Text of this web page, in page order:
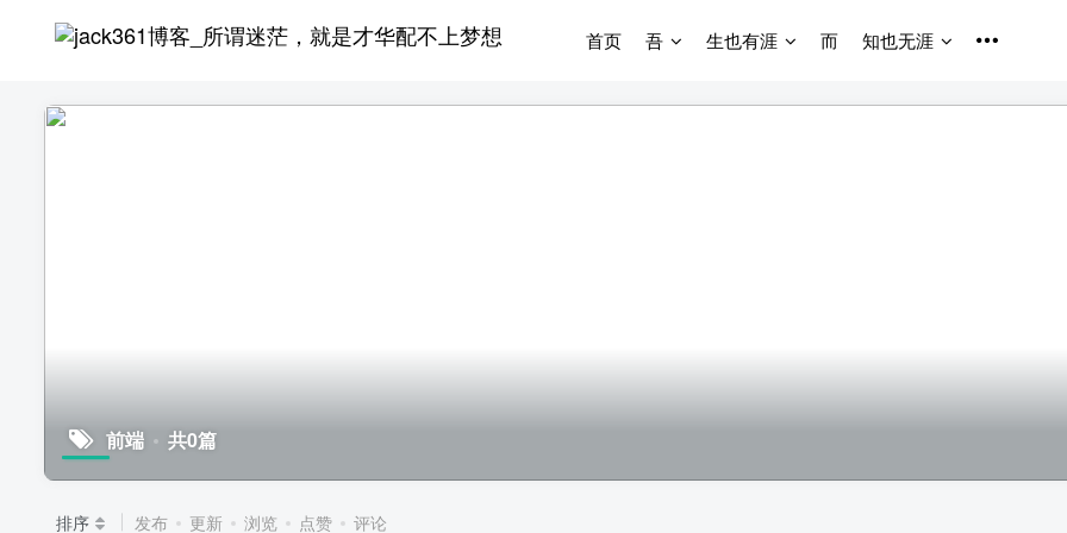
首页 吾 生也有涯 而 知也无涯
前端 共0篇
排序 发布 更新 浏览 点赞 评论